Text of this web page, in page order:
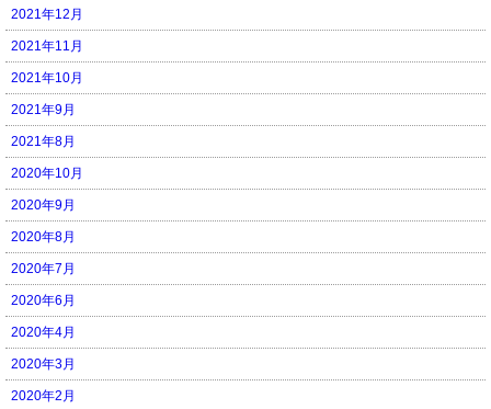
2021年12月
2021年11月
2021年10月
2021年9月
2021年8月
2020年10月
2020年9月
2020年8月
2020年7月
2020年6月
2020年4月
2020年3月
2020年2月